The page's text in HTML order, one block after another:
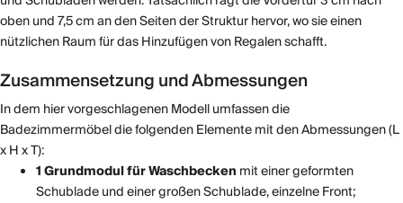
oben und 7,5 cm an den Seiten der Struktur hervor, wo sie einen
nützlichen Raum für das Hinzufügen von Regalen schafft.
Zusammensetzung und Abmessungen
In dem hier vorgeschlagenen Modell umfassen die
Badezimmermöbel die folgenden Elemente mit den Abmessungen (L
x H x T):
1 Grundmodul für Waschbecken mit einer geformten
Schublade und einer großen Schublade, einzelne Front;